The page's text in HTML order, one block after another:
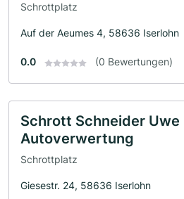
Schrottplatz
Auf der Aeumes 4, 58636 Iserlohn
0.0 (0 Bewertungen)
Schrott Schneider Uwe
Autoverwertung
Schrottplatz
Giesestr. 24, 58636 Iserlohn